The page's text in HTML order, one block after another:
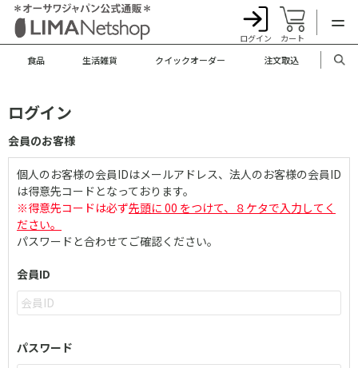
ログイン カート
食品 生活雑貨 クイックオーダー 注文取込
ログイン
会員のお客様
個人のお客様の会員IDはメールアドレス、法人のお客様の会員ID
は得意先コードとなっております。
※得意先コードは必ず先頭に 00 をつけて、８ケタで入力してく
ださい。
パスワードと合わせてご確認ください。
会員ID
パスワード